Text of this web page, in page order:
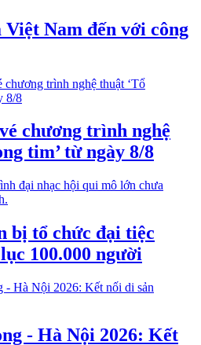
Việt Nam đến với công
chương trình nghệ
tim’ từ ngày 8/8
bị tổ chức đại tiệc
100.000 người
- Hà Nội 2026: Kết